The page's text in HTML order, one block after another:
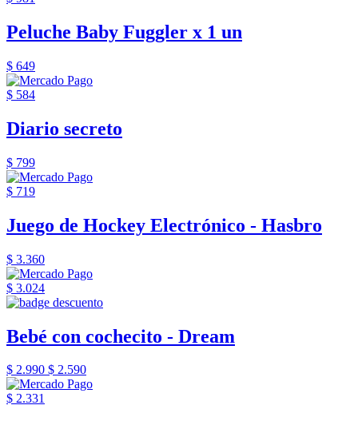
Peluche Baby Fuggler x 1 un
$ 649
$ 584
Diario secreto
$ 799
$ 719
Juego de Hockey Electrónico - Hasbro
$ 3.360
$ 3.024
Bebé con cochecito - Dream
$ 2.990 $ 2.590
$ 2.331